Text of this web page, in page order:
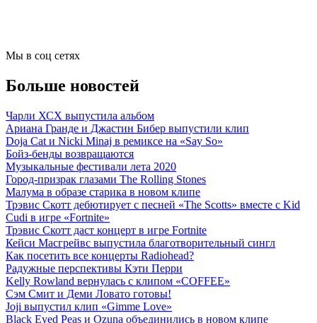
Мы в соц сетях
Больше новостей
Чарли ХСХ выпустила альбом
Ариана Гранде и Джастин Бибер выпустили клип
Doja Cat и Nicki Minaj в ремиксе на «Say So»
Бойз-бенды возвращаются
Музыкальные фестивали лета 2020
Город-призрак глазами The Rolling Stones
Малума в образе старика в новом клипе
Трэвис Скотт дебютирует с песней «The Scotts» вместе с Kid
Cudi в игре «Fortnite»
Трэвис Скотт даст концерт в игре Fortnite
Кейси Масгрейвс выпустила благотворительный сингл
Как посетить все концерты Radiohead?
Радужные перспективы Кэти Перри
Kelly Rowland вернулась с клипом «COFFEE»
Сэм Смит и Деми Ловато готовы!
Joji выпустил клип «Gimme Love»
Black Eyed Peas и Ozuna объединились в новом клипе